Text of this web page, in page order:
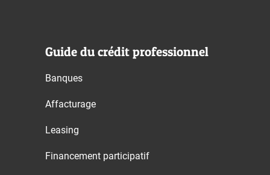
Guide du crédit professionnel
Banques
Affacturage
Leasing
Financement participatif